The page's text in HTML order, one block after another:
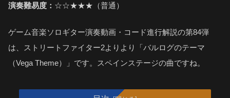
演奏難易度： ☆☆★★★（普通）
ゲーム音楽ソロギター演奏動画・コード進行解説の第84弾
は、ストリートファイター2よりより「バルログのテーマ
（Vega Theme）」です。スペインステージの曲ですね。